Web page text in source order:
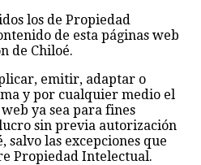
los de Propiedad
de esta páginas web
de Chiloé.
emitir, adaptar o
y por cualquier medio el
ya sea para fines
sin previa autorización
salvo las excepciones que
Propiedad Intelectual.